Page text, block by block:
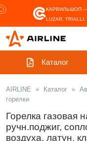
КАРВИЛЬШОП —
LUZAR, TRIALLI,
Каталог
AIRLINE » Каталог »
горелки
Горелка газовая
ручн.поджиг,
воздуха, латун.